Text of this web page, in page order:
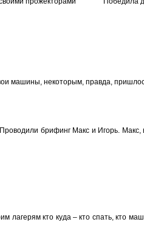
машины, некоторым, правда,
брифинг Макс и Игорь.
лагерям кто куда – кто спать, кто